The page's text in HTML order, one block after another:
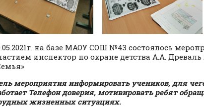
на базе МАОУ СОШ №43 состоялось
инспектор по охране детства А.А.
мероприятия информировать учеников, для
Телефон доверия, мотивировать ребят
жизненных ситуациях.